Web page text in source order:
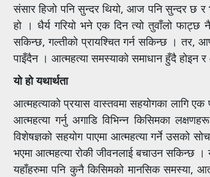
संसार हिजो पनि सुन्दर थियो, आज पनि सुन्दर छ
हो । धैर्य गरियो भने एक दिन त्यो तुवाँलो
सकिन्छ, गल्तीको प्रायश्चित गर्न सकिन्छ । तर,
पाइँदैन । आत्महत्या समस्याको समाधान हुँदै होइन
यो हो यथार्थता
आत्महत्याको प्रयास वास्तवमा सहयोगका लागि
आत्महत्या गर्नु अगाडि विभिन्न किसिमका
विशेषज्ञको सहयोग पाएमा आत्महत्या गर्ने उसको
भएमा आत्महत्या रोकी जीवनलाई बचाउन सकिन्छ
यहाँहरुमा पनि कुनै किसिमको मानसिक समस्या,